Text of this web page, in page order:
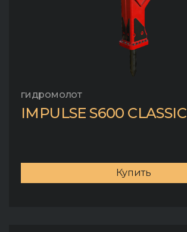
гидромолот
IMPULSE S600 CLASSIC
Купить